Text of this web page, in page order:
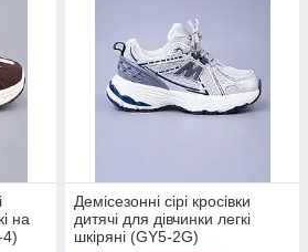
на
4)
Демісезонні сірі кросівки
дитячі для дівчинки легкі
шкіряні (GY5-2G)